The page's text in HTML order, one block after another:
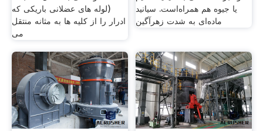
(لوله های عضلانی باریکی که
ادرار را از کلیه ها به مثانه منتقل
می
یا جیوه هم همراه‌است. سیانید
ماده‌ای به شدت زهرآگین